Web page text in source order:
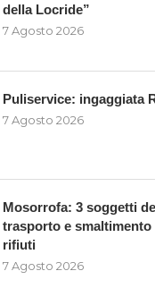
della Locride”
7 Agosto 2026
Puliservice: ingaggiata
7 Agosto 2026
Mosorrofa: 3 soggetti
trasporto e
rifiuti
7 Agosto 2026